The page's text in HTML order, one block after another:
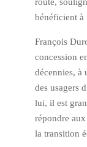
route,
bénéficient à
François
concession
décennies, à
des usagers
lui, il est
répondre
la transition